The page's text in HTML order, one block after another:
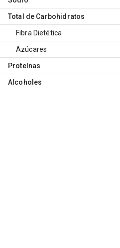
Total de Carbohidratos
Fibra Dietética
Azúcares
Proteínas
Alcoholes